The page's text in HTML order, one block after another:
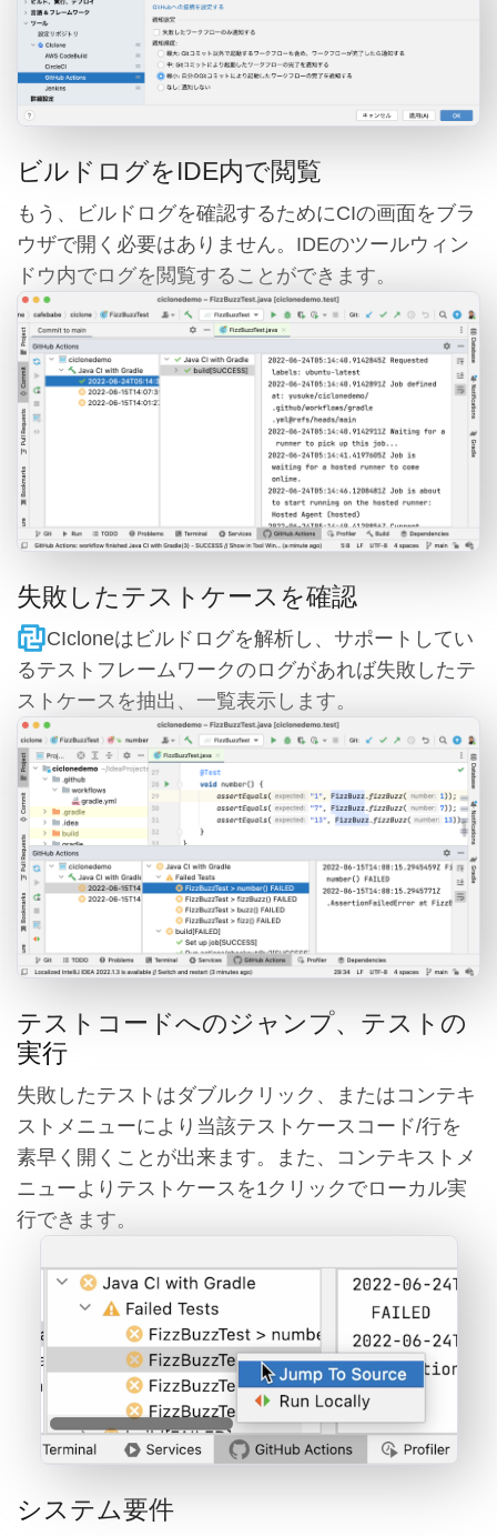
ビルドログをIDE内で閲覧
もう、ビルドログを確認するためにCIの画面をブラ
ウザで開く必要はありません。IDEのツールウィン
ドウ内でログを閲覧することができます。
失敗したテストケースを確認
CIcloneはビルドログを解析し、サポートしてい
るテストフレームワークのログがあれば失敗したテ
ストケースを抽出、一覧表示します。
テストコードへのジャンプ、テストの
実行
失敗したテストはダブルクリック、またはコンテキ
ストメニューにより当該テストケースコード/行を
素早く開くことが出来ます。また、コンテキストメ
ニューよりテストケースを1クリックでローカル実
行できます。
システム要件